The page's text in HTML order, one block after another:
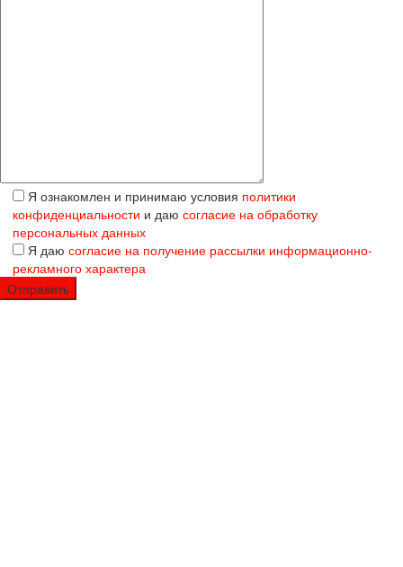
Я ознакомлен и принимаю условия политики
конфиденциальности и даю согласие на обработку
персональных данных
Я даю согласие на получение рассылки информационно-
рекламного характера